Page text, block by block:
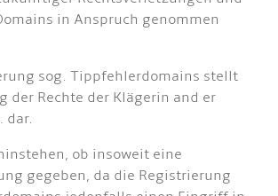
in Anspruch genommen
sog. Tippfehlerdomains stellt
der Rechte der Klägerin and er
dar.
ob insoweit eine
gegeben, da die Registrierung